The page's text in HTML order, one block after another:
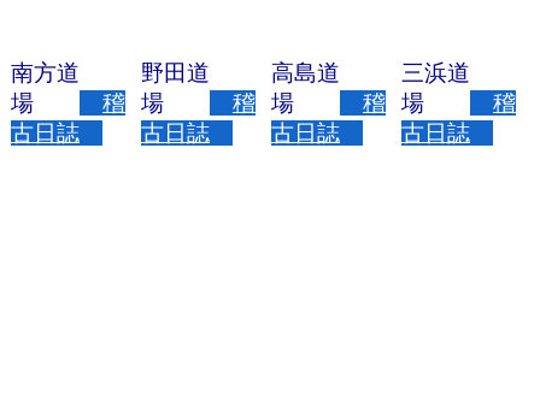
南方道
場
稽
古日誌
野田道
場
稽
古日誌
高島道
場
稽
古日誌
三浜道
場
稽
古日誌